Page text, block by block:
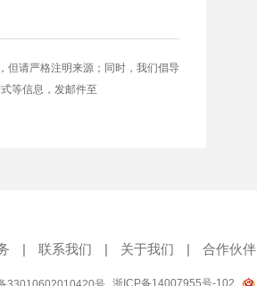
但请严格注明来源；同时，我们倡导
等信息，发邮件至
| 联系我们 | 关于我们 | 合作伙伴
浙ICP备14007955号-102